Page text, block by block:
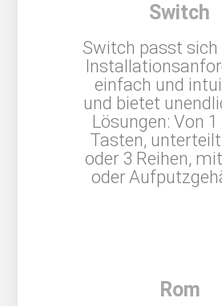
Switch
Switch passt sich
einfach und
und bietet
Lösungen: Von 1
Tasten, unterteilt
oder 3 Reihen,
oder
Rom